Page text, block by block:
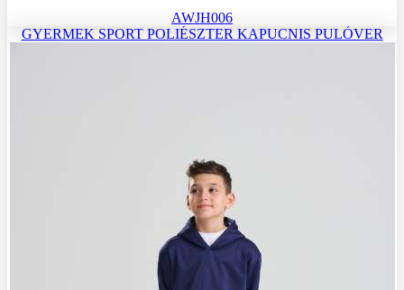
AWJH006
GYERMEK SPORT POLIÉSZTER KAPUCNIS PULÓVER